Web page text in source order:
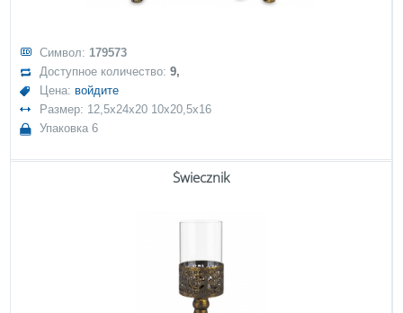
Символ: 179573
Доступное количество:9,
Цена: войдите
Размер: 12,5x24x20 10x20,5x16
Упаковка 6
Świecznik